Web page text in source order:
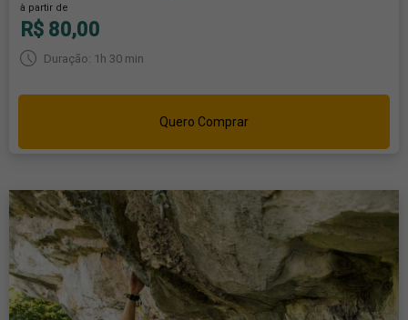
à partir de
R$ 80,00
Duração: 1h 30 min
Quero Comprar